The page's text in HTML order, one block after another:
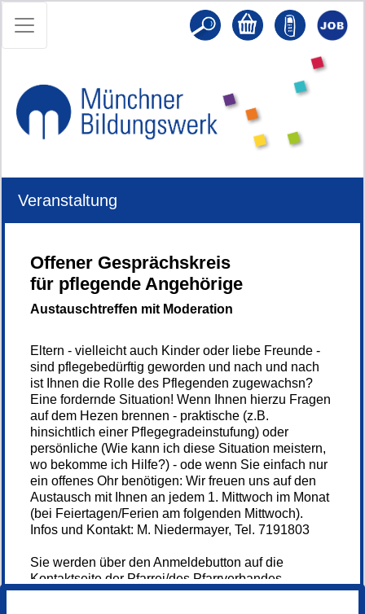
Veranstaltung
Offener Gesprächskreis
für pflegende Angehörige
Austauschtreffen mit Moderation
Eltern - vielleicht auch Kinder oder liebe Freunde -
sind pflegebedürftig geworden und nach und nach
ist Ihnen die Rolle des Pflegenden zugewachsn?
Eine fordernde Situation! Wenn Ihnen hierzu Fragen
auf dem Hezen brennen - praktische (z.B.
hinsichtlich einer Pflegegradeinstufung) oder
persönliche (Wie kann ich diese Situation meistern,
wo bekomme ich Hilfe?) - ode wenn Sie einfach nur
ein offenes Ohr benötigen: Wir freuen uns auf den
Austausch mit Ihnen an jedem 1. Mittwoch im Monat
(bei Feiertagen/Ferien am folgenden Mittwoch).
Infos und Kontakt: M. Niedermayer, Tel. 7191803
Sie werden über den Anmeldebutton auf die
Kontaktseite der Pfarrei/des Pfarrverbandes
weitergeleitet. Bitte rufen Sie für weitere
Weiterlesen...